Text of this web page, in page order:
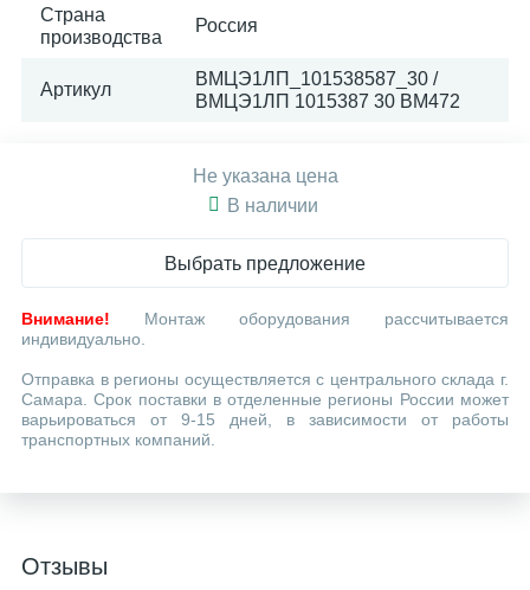
Страна
производства
Россия
Артикул
ВМЦЭ1ЛП_101538587_30 /
ВМЦЭ1ЛП 1015387 30 ВМ472
Не указана цена
В наличии
Выбрать предложение
Внимание! Монтаж оборудования рассчитывается
индивидуально.
Отправка в регионы осуществляется с центрального склада г.
Самара. Срок поставки в отделенные регионы России может
варьироваться от 9-15 дней, в зависимости от работы
транспортных компаний.
Отзывы